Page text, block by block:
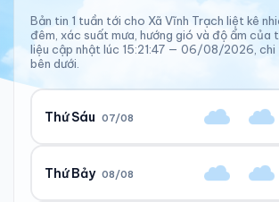
Bản tin 1 tuần tới cho Xã Vĩnh Trạch liệt kê
đêm, xác suất mưa, hướng gió và độ ẩm của
liệu cập nhật lúc 15:21:47 — 06/08/2026,
bên dưới.
Thứ Sáu 07/08
Ngày/đêm
Thứ Bảy 08/08